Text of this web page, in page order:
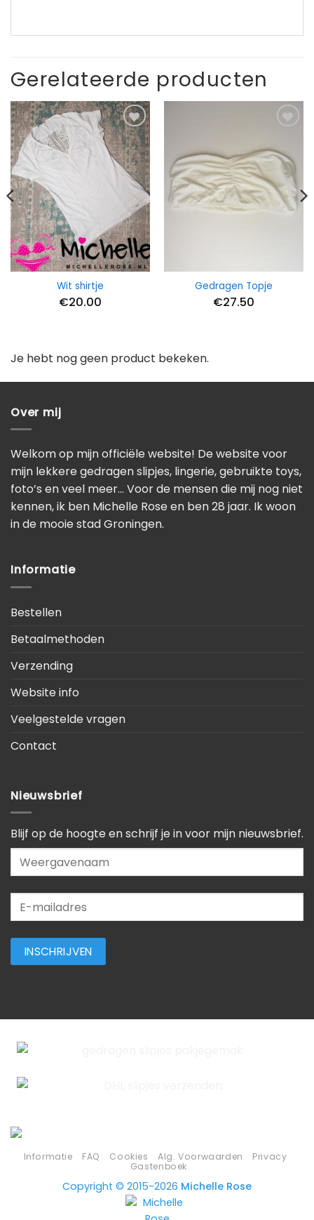
Gerelateerde producten
Wit shirtje
€20.00
Gedragen Topje
€27.50
Je hebt nog geen product bekeken.
Over mij
Welkom op mijn officiële website! De website voor
mijn lekkere gedragen slipjes, lingerie, gebruikte toys,
foto’s en veel meer… Voor de mensen die mij nog niet
kennen, ik ben Michelle Rose en ben 28 jaar. Ik woon
in de mooie stad Groningen.
Informatie
Bestellen
Betaalmethoden
Verzending
Website info
Veelgestelde vragen
Contact
Nieuwsbrief
Blijf op de hoogte en schrijf je in voor mijn nieuwsbrief.
Informatie FAQ Cookies Alg. Voorwaarden
Privacy
Gastenboek
Copyright © 2015-2026 Michelle Rose